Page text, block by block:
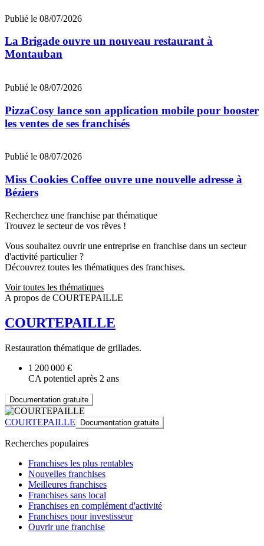
Publié le 08/07/2026
La Brigade ouvre un nouveau restaurant à
Montauban
Publié le 08/07/2026
PizzaCosy lance son application mobile pour booster
les ventes de ses franchisés
Publié le 08/07/2026
Miss Cookies Coffee ouvre une nouvelle adresse à
Béziers
Recherchez une franchise par thématique
Trouvez le secteur de vos rêves !
Vous souhaitez ouvrir une entreprise en franchise dans un secteur
d'activité particulier ?
Découvrez toutes les thématiques des franchises.
Voir toutes les thématiques
A propos de COURTEPAILLE
COURTEPAILLE
Restauration thématique de grillades.
1 200 000 €
CA potentiel après 2 ans
Documentation gratuite
COURTEPAILLE Documentation gratuite
Recherches populaires
Franchises les plus rentables
Nouvelles franchises
Meilleures franchises
Franchises sans local
Franchises en complément d'activité
Franchises pour investisseur
Ouvrir une franchise